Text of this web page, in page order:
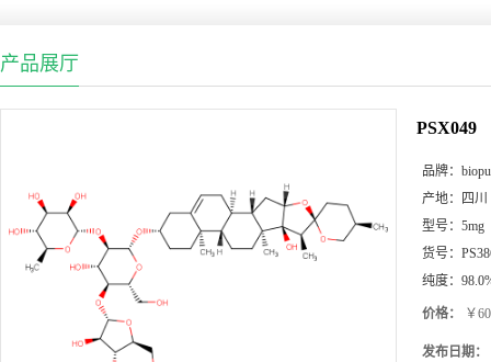
产品展厅
PSX049
品牌：
产地：
四川
型号： 5mg
货号：
纯度：
价格： ￥
发布日期：